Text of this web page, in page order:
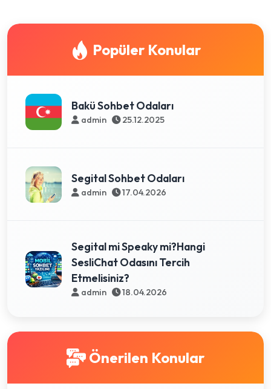
Popüler Konular
Bakü Sohbet Odaları
admin 25.12.2025
Segital Sohbet Odaları
admin 17.04.2026
Segital mi Speaky mi?Hangi
SesliChat Odasını Tercih
Etmelisiniz?
admin 18.04.2026
Önerilen Konular